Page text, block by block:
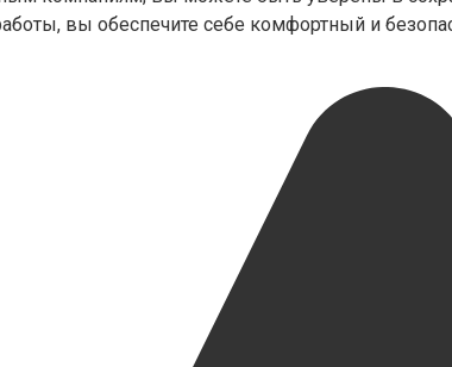
вы обеспечите себе комфортный и